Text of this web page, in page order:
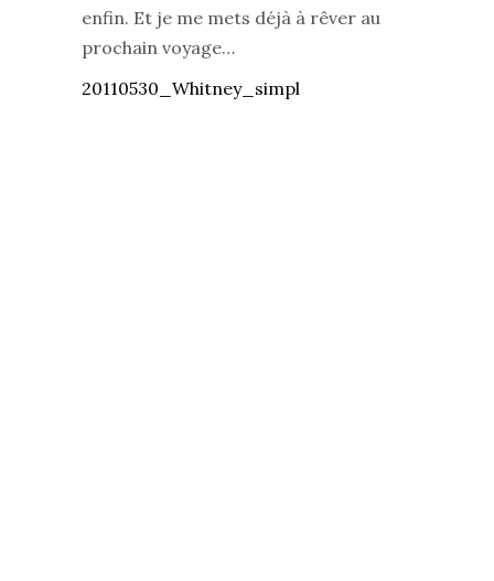
enfin. Et je me mets déjà à rêver au
prochain voyage…
20110530_Whitney_simpl